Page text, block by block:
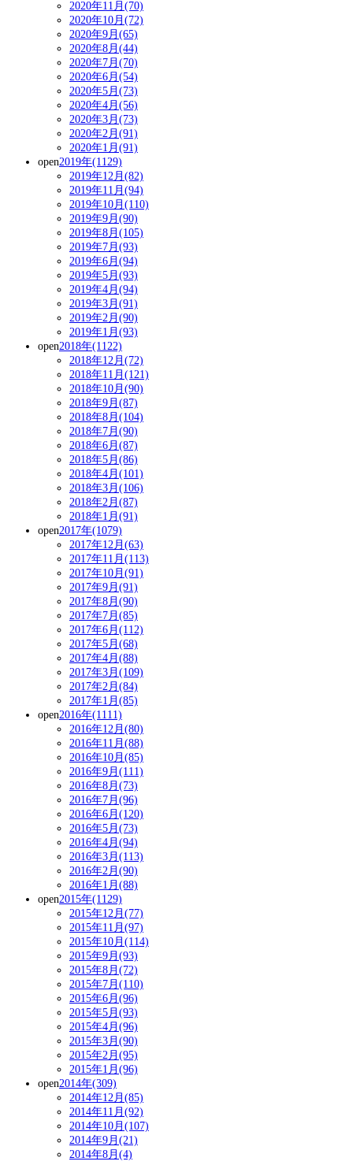
2020年11月(70)
2020年10月(72)
2020年9月(65)
2020年8月(44)
2020年7月(70)
2020年6月(54)
2020年5月(73)
2020年4月(56)
2020年3月(73)
2020年2月(91)
2020年1月(91)
open2019年(1129)
2019年12月(82)
2019年11月(94)
2019年10月(110)
2019年9月(90)
2019年8月(105)
2019年7月(93)
2019年6月(94)
2019年5月(93)
2019年4月(94)
2019年3月(91)
2019年2月(90)
2019年1月(93)
open2018年(1122)
2018年12月(72)
2018年11月(121)
2018年10月(90)
2018年9月(87)
2018年8月(104)
2018年7月(90)
2018年6月(87)
2018年5月(86)
2018年4月(101)
2018年3月(106)
2018年2月(87)
2018年1月(91)
open2017年(1079)
2017年12月(63)
2017年11月(113)
2017年10月(91)
2017年9月(91)
2017年8月(90)
2017年7月(85)
2017年6月(112)
2017年5月(68)
2017年4月(88)
2017年3月(109)
2017年2月(84)
2017年1月(85)
open2016年(1111)
2016年12月(80)
2016年11月(88)
2016年10月(85)
2016年9月(111)
2016年8月(73)
2016年7月(96)
2016年6月(120)
2016年5月(73)
2016年4月(94)
2016年3月(113)
2016年2月(90)
2016年1月(88)
open2015年(1129)
2015年12月(77)
2015年11月(97)
2015年10月(114)
2015年9月(93)
2015年8月(72)
2015年7月(110)
2015年6月(96)
2015年5月(93)
2015年4月(96)
2015年3月(90)
2015年2月(95)
2015年1月(96)
open2014年(309)
2014年12月(85)
2014年11月(92)
2014年10月(107)
2014年9月(21)
2014年8月(4)